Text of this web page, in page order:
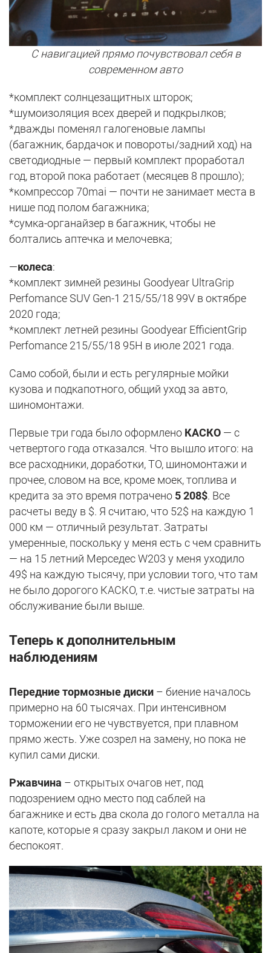
С навигацией прямо почувствовал себя в
современном авто
*комплект солнцезащитных шторок;
*шумоизоляция всех дверей и подкрылков;
*дважды поменял галогеновые лампы
(багажник, бардачок и повороты/задний ход) на
светодиодные — первый комплект проработал
год, второй пока работает (месяцев 8 прошло);
*компрессор 70mai — почти не занимает места в
нише под полом багажника;
*сумка-органайзер в багажник, чтобы не
болтались аптечка и мелочевка;
—колеса:
*комплект зимней резины Goodyear UltraGrip
Perfomance SUV Gen-1 215/55/18 99V в октябре
2020 года;
*комплект летней резины Goodyear EfficientGrip
Perfomance 215/55/18 95H в июле 2021 года.
Само собой, были и есть регулярные мойки
кузова и подкапотного, общий уход за авто,
шиномонтажи.
Первые три года было оформлено КАСКО — с
четвертого года отказался. Что вышло итого: на
все расходники, доработки, ТО, шиномонтажи и
прочее, словом на все, кроме моек, топлива и
кредита за это время потрачено 5 208$. Все
расчеты веду в $. Я считаю, что 52$ на каждую 1
000 км — отличный результат. Затраты
умеренные, поскольку у меня есть с чем сравнить
— на 15 летний Мерседес W203 у меня уходило
49$ на каждую тысячу, при условии того, что там
не было дорогого КАСКО, т.е. чистые затраты на
обслуживание были выше.
Теперь к дополнительным
наблюдениям
Передние тормозные диски – биение началось
примерно на 60 тысячах. При интенсивном
торможении его не чувствуется, при плавном
прямо жесть. Уже созрел на замену, но пока не
купил сами диски.
Ржавчина – открытых очагов нет, под
подозрением одно место под саблей на
багажнике и есть два скола до голого металла на
капоте, которые я сразу закрыл лаком и они не
беспокоят.